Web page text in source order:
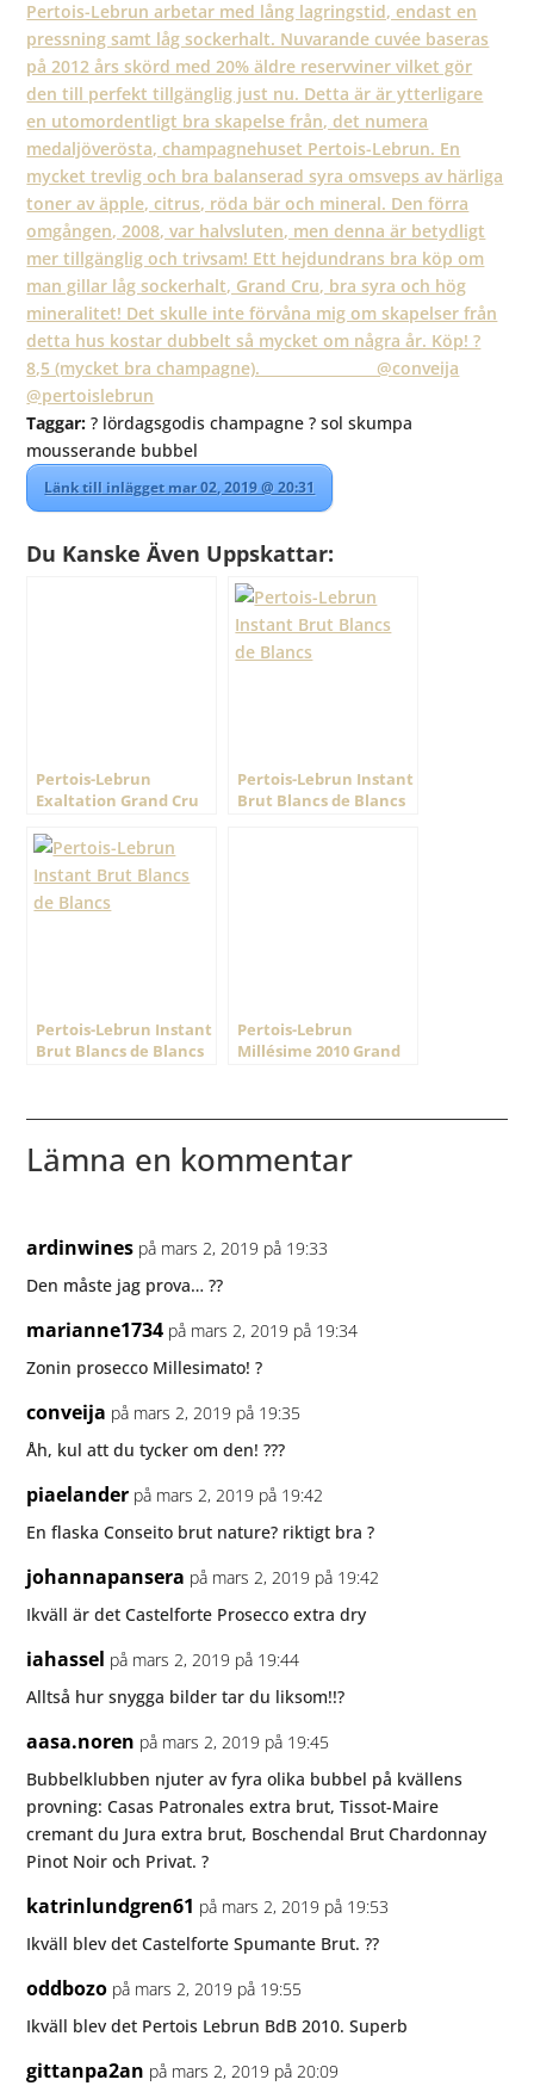
Taggar:? lördagsgodis champagne ? sol skumpa
mousserande bubbel
Länk till inlägget mar 02, 2019 @ 20:31
Du Kanske Även Uppskattar:
Pertois-Lebrun
Exaltation Grand Cru
Pertois-Lebrun Instant
Brut Blancs de Blancs
Pertois-Lebrun Instant
Brut Blancs de Blancs
Pertois-Lebrun
Millésime 2010 Grand
Lämna en kommentar
ardinwines på mars 2, 2019 på 19:33
Den måste jag prova… ??
marianne1734 på mars 2, 2019 på 19:34
Zonin prosecco Millesimato! ?
conveija på mars 2, 2019 på 19:35
Åh, kul att du tycker om den! ???
piaelander på mars 2, 2019 på 19:42
En flaska Conseito brut nature? riktigt bra ?
johannapansera på mars 2, 2019 på 19:42
Ikväll är det Castelforte Prosecco extra dry
iahassel på mars 2, 2019 på 19:44
Alltså hur snygga bilder tar du liksom!!?
aasa.noren på mars 2, 2019 på 19:45
Bubbelklubben njuter av fyra olika bubbel på kvällens
provning: Casas Patronales extra brut, Tissot-Maire
cremant du Jura extra brut, Boschendal Brut Chardonnay
Pinot Noir och Privat. ?
katrinlundgren61 på mars 2, 2019 på 19:53
Ikväll blev det Castelforte Spumante Brut. ??
oddbozo på mars 2, 2019 på 19:55
Ikväll blev det Pertois Lebrun BdB 2010. Superb
gittanpa2an på mars 2, 2019 på 20:09